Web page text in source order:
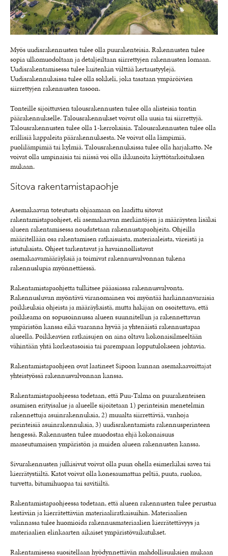
Myös uudisrakennusten tulee olla puurakenteisia. Rakennusten tulee
sopia ulkomuodoltaan ja detaljeiltaan siirrettyjen rakennusten lomaan.
Uudisrakentamisessa tulee kuitenkin välttää kertaustyylejä.
Uudisrakennuksissa tulee olla sokkeli, joka tasataan ympäröivien
siirrettyjen rakennusten tasoon.
Tonteille sijoittuvien talousrakennusten tulee olla alisteisia tontin
päärakennukselle. Talousrakennukset voivat olla uusia tai siirrettyjä.
Talousrakennusten tulee olla 1-kerroksisia. Talousrakennusten tulee olla
erillisiä kappaleita päärakennuksesta. Ne voivat olla lämpimiä,
puolilämpimiä tai kylmiä. Talousrakennuksissa tulee olla harjakatto. Ne
voivat olla umpinaisia tai niissä voi olla ikkunoita käyttötarkoituksen
mukaan.
Sitova rakentamistapaohje
Asemakaavan toteutusta ohjaamaan on laadittu sitovat
rakentamistapaohjeet, eli asemakaavan merkintöjen ja määräysten lisäksi
alueen rakentamisessa noudatetaan rakennustapaohjeita. Ohjeilla
määritellään osa rakentamisen ratkaisuista, materiaaleista, väreistä ja
istutuksista. Ohjeet tarkentavat ja havainnollistavat
asemakaavamääräyksiä ja toimivat rakennusvalvonnan tukena
rakennuslupia myönnettäessä.
Rakentamistapaohjetta tulkitsee pääasiassa rakennusvalvonta.
Rakennusluvan myöntävä viranomainen voi myöntää harkinnanvaraisia
poikkeuksia ohjeista ja määräyksistä, mutta hakijan on osoitettava, että
poikkeama on sopusoinnussa alueen suunnitellun ja rakennettavan
ympäristön kanssa eikä vaaranna hyvää ja yhtenäistä rakennustapaa
alueella. Poikkeavien ratkaisujen on aina oltava kokonaisilmeeltään
vähintään yhtä korkeatasoisia tai parempaan lopputulokseen johtavia.
Rakentamistapaohjeen ovat laatineet Sipoon kunnan asemakaavoittajat
yhteistyössä rakennusvalvonnan kanssa.
Rakentamistapaohjeessa todetaan, että Puu-Talma on puurakenteisen
asumisen erityisalue ja alueelle sijoitetaan 1) perinteisin menetelmin
rakennettuja asuinrakennuksia, 2) muualta siirrettäviä, vanhoja
perinteisiä asuinrakennuksia, 3) uudisrakentamista rakennusperinteen
hengessä. Rakennusten tulee muodostaa ehjä kokonaisuus
maaseutumaisen ympäristön ja muiden alueen rakennusten kanssa.
Sivurakennusten julkisivut voivat olla puun ohella esimerkiksi savea tai
kierrätystiiltä. Katot voivat olla konesaumattua peltiä, puuta, ruokoa,
turvetta, bitumihuopaa tai savitiiltä.
Rakentamistapaohjeessa todetaan, että alueen rakennusten tulee perustua
kestäviin ja kierrätettäviin materiaaliratkaisuihin. Materiaalien
valinnassa tulee huomioida rakennusmateriaalien kierrätettävyys ja
materiaalien elinkaarten aikaiset ympäristövaikutukset.
Rakentamisessa suositellaan hyödynnettävän mahdollisuuksien mukaan